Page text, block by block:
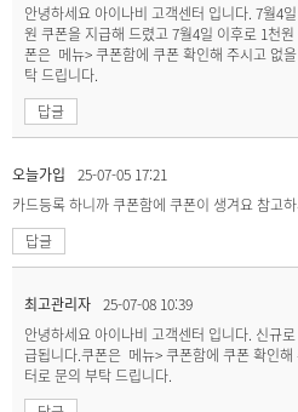
안녕하세요 아이나비 고객센터 입니다. 7월4
원 쿠폰을 지급해 드렸고 7월4일 이후로 1천
폰은 메뉴> 쿠폰함에 쿠폰 확인해 주시고 없
탁 드립니다.
답글
오늘가입
25-07-05 17:21
카드등록 하니까 쿠폰함에 쿠폰이 생겨요 참고
답글
최고관리자 25-07-08 10:39
안녕하세요 아이나비 고객센터 입니다. 신규
급됩니다.쿠폰은 메뉴> 쿠폰함에 쿠폰 확인
터로 문의 부탁 드립니다.